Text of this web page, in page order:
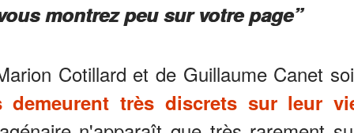
montrez peu sur votre page”
Cotillard et de Guillaume Canet
demeurent très discrets sur leur